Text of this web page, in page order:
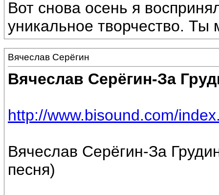
Вот снова осень я
уникальное творчество.
Вячеслав Серёгин
Вячеслав Серёгин-За
http://www.bisound.com/
Вячеслав Серёгин-За
песня)